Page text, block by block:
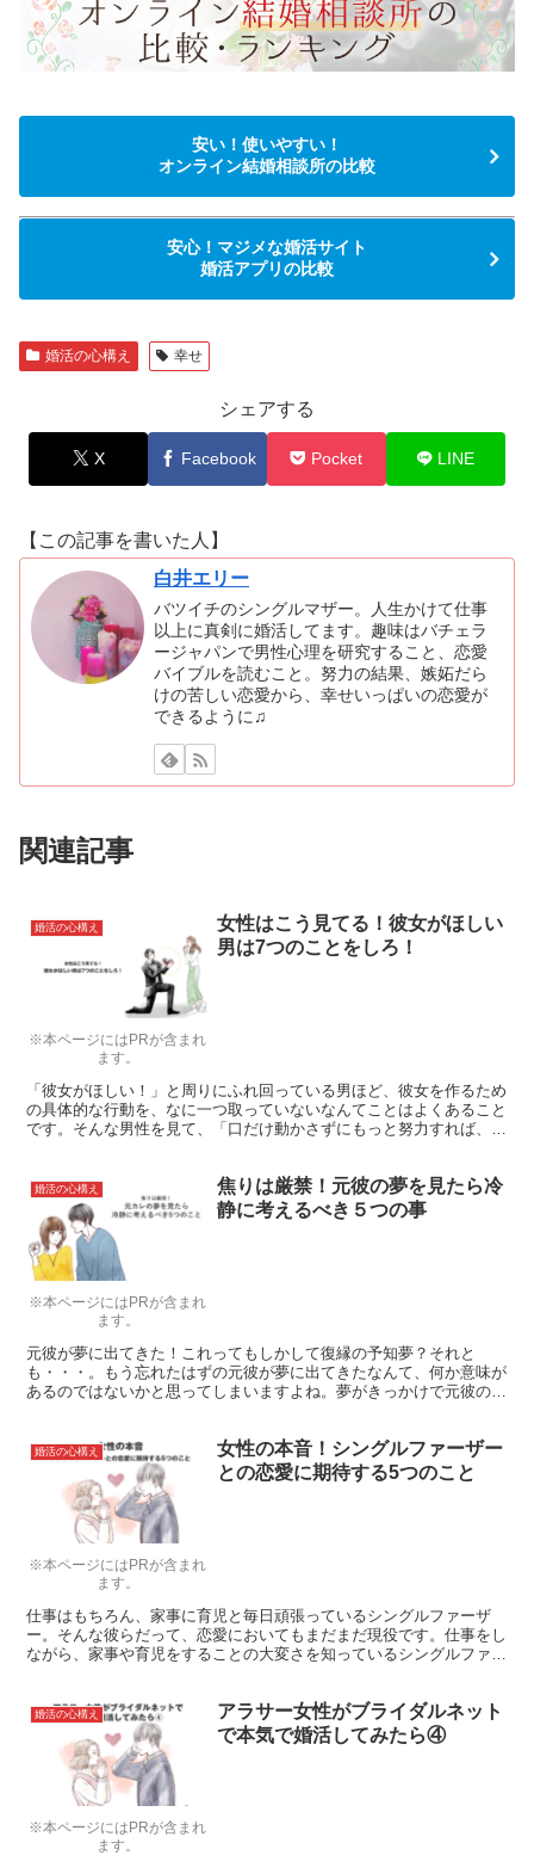
安い！使いやすい！
オンライン結婚相談所の比較
安心！マジメな婚活サイト
婚活アプリの比較
婚活の心構え 幸せ
シェアする
X Facebook Pocket LINE
【この記事を書いた人】
白井エリー
バツイチのシングルマザー。人生かけて仕事
以上に真剣に婚活してます。趣味はバチェラ
ージャパンで男性心理を研究すること、恋愛
バイブルを読むこと。努力の結果、嫉妬だら
けの苦しい恋愛から、幸せいっぱいの恋愛が
できるように♫
関連記事
※本ページにはPRが含まれ
ます。
婚活の心構え
女性はこう見てる！彼女がほしい
男は7つのことをしろ！
「彼女がほしい！」と周りにふれ回っている男ほど、彼女を作るため
の具体的な行動を、なに一つ取っていないなんてことはよくあること
です。そんな男性を見て、「口だけ動かさずにもっと努力すれば、彼
※本ページにはPRが含まれ
ます。
婚活の心構え
焦りは厳禁！元彼の夢を見たら冷
静に考えるべき５つの事
元彼が夢に出てきた！これってもしかして復縁の予知夢？それと
も・・・。もう忘れたはずの元彼が夢に出てきたなんて、何か意味が
あるのではないかと思ってしまいますよね。夢がきっかけで元彼の事
の点から考えてみましょう。
※本ページにはPRが含まれ
ます。
婚活の心構え
女性の本音！シングルファーザー
との恋愛に期待する5つのこと
仕事はもちろん、家事に育児と毎日頑張っているシングルファーザ
ー。そんな彼らだって、恋愛においてもまだまだ現役です。仕事をし
ながら、家事や育児をすることの大変さを知っているシングルファー
※本ページにはPRが含まれ
ます。
婚活の心構え
アラサー女性がブライダルネット
で本気で婚活してみたら④